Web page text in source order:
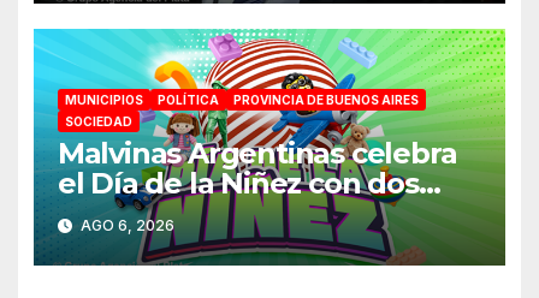
MUNICIPIOS POLÍTICA
PROVINCIA DE BUENOS AIRES
SOCIEDAD
Malvinas Argentinas celebra
el Día de la Niñez con dos
jornadas de juegos,
espectáculos y actividades
para toda la familia
AGO 6, 2026